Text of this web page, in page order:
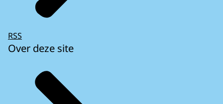
RSS
Over deze site